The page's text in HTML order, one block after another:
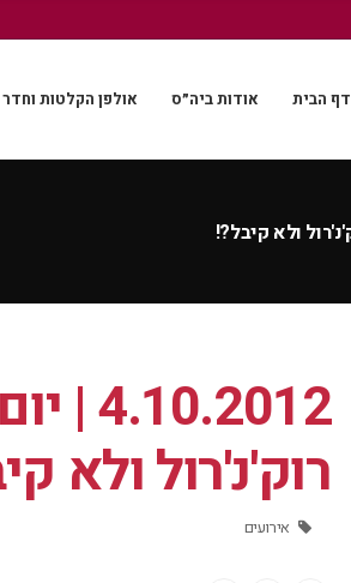
אולפן הקלטות אודות ביה״ס דף הבית
רוק'נ'רול ולא
אירועים